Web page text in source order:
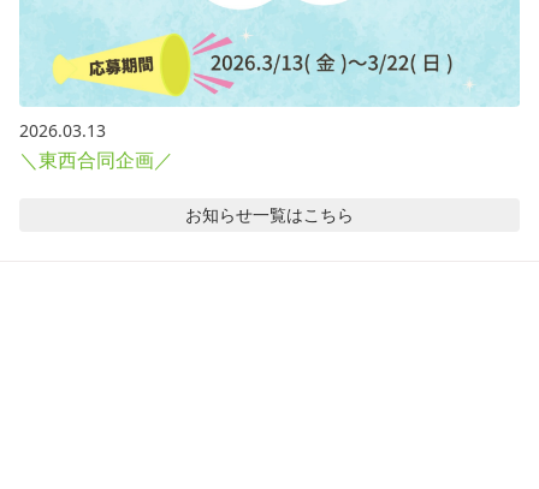
2026.03.13
＼東西合同企画／
お知らせ一覧はこちら